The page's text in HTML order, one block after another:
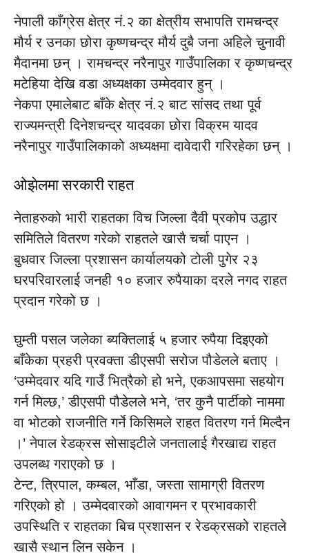
नेपाली काँग्रेस क्षेत्र नं.२ का क्षेत्रीय सभापति रामचन्द्र
मौर्य र उनका छोरा कृष्णचन्द्र मौर्य दुबै जना अहिले चुनावी
मैदानमा छन् । रामचन्द्र नरैनापुर गाउँपालिका र कृष्णचन्द्र
मटेहिया देखि वडा अध्यक्षका उम्मेदवार हुन् ।
नेकपा एमालेबाट बाँके क्षेत्र नं.२ बाट सांसद तथा पूर्व
राज्यमन्त्री दिनेशचन्द्र यादवका छोरा विक्रम यादव
नरैनापुर गाउँपालिकाको अध्यक्षमा दावेदारी गरिरहेका छन् ।
ओझेलमा सरकारी राहत
नेताहरुको भारी राहतका विच जिल्ला दैवी प्रकोप उद्धार
समितिले वितरण गरेको राहतले खासै चर्चा पाएन ।
बुधवार जिल्ला प्रशासन कार्यालयको टोली पुगेर २३
घरपरिवारलाई जनही १० हजार रुपैयाका दरले नगद राहत
प्रदान गरेको छ ।
घुम्ती पसल जलेका ब्यक्तिलाई ५ हजार रुपैया दिइएको
बाँकेका प्रहरी प्रवक्ता डीएसपी सरोज पौडेलले बताए ।
‘उम्मेदवार यदि गाउँ भित्रैको हो भने, एकआपसमा सहयोग
गर्न मिल्छ,’ डीएसपी पौडेलले भने, ‘तर कुनै पार्टीको नाममा
वा भोटको राजनीति गर्ने किसिमले राहत वितरण गर्न मिल्दैन
।’ नेपाल रेडक्रस सोसाइटीले जनतालाई गैरखाद्य राहत
उपलब्ध गराएको छ ।
टेन्ट, त्रिपाल, कम्बल, भाँडा, जस्ता सामाग्री वितरण
गरिएको हो । उम्मेदवारको आवागमन र प्रभावकारी
उपस्थिति र राहतका बिच प्रशासन र रेडक्रसको राहतले
खासै स्थान लिन सकेन ।